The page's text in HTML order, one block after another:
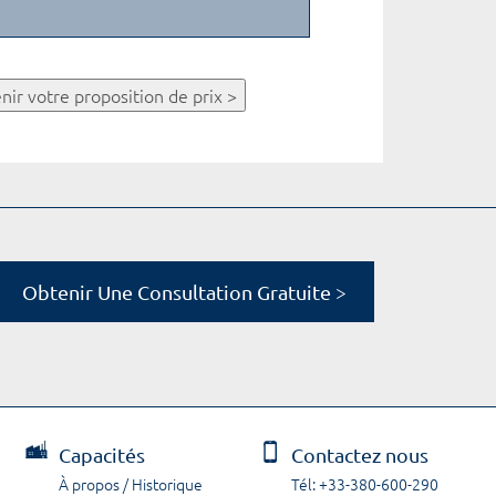
votre proposition de prix >
Obtenir Une Consultation Gratuite >
Capacités
À propos / Historique
Contactez nous
Tél: +33-380-600-290